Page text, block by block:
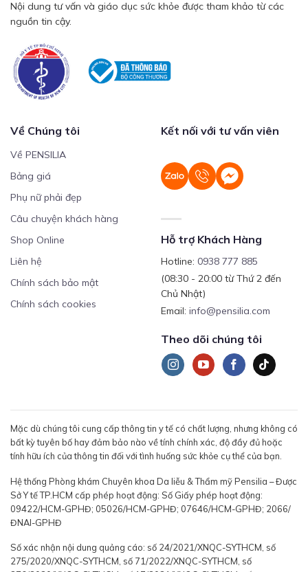
Nội dung tư vấn và giáo dục sức khỏe được tham khảo từ các
nguồn tin cậy.
Về Chúng tôi
Về PENSILIA
Bảng giá
Phụ nữ phải đẹp
Câu chuyện khách hàng
Shop Online
Liên hệ
Chính sách bảo mật
Chính sách cookies
Kết nối với tư vấn viên
Hỗ trợ Khách Hàng
Hotline: 0938 777 885
(08:30 - 20:00 từ Thứ 2 đến
Chủ Nhật)
Email: info@pensilia.com
Theo dõi chúng tôi
Mặc dù chúng tôi cung cấp thông tin y tế có chất lượng, nhưng không có
bất kỳ tuyên bố hay đảm bảo nào về tính chính xác, độ đầy đủ hoặc
tính hữu ích của thông tin đối với tình huống sức khỏe cụ thể của bạn.
Hệ thống Phòng khám Chuyên khoa Da liễu & Thẩm mỹ Pensilia – Được
Sở Y tế TP.HCM cấp phép hoạt động: Số Giấy phép hoạt động:
09422/HCM-GPHĐ; 05026/HCM-GPHĐ; 07646/HCM-GPHĐ; 2066/
ĐNAI-GPHĐ
Số xác nhận nội dung quảng cáo: số 24/2021/XNQC-SYTHCM, số
275/2020/XNQC-SYTHCM, số 71/2022/XNQC-SYTHCM, số